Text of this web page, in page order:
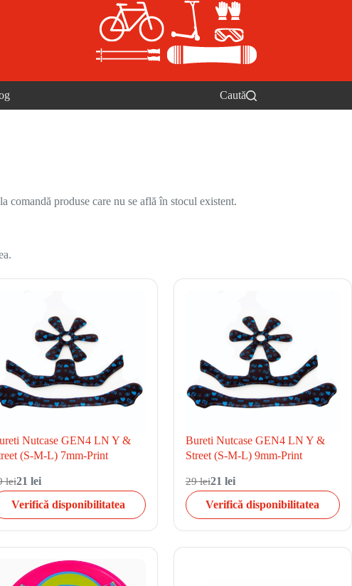
Caută
comandă produse care nu se află în stocul existent.
Nutcase GEN4 LN Y &
(S-M-L) 7mm-Print
lei21 lei
Verifică disponibilitatea
Bureti Nutcase GEN4 LN Y &
Street (S-M-L) 9mm-Print
29 lei21 lei
Verifică disponibilitatea